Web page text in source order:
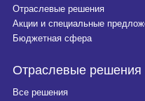
Отраслевые решения
Акции и специальные
Бюджетная сфера
Отраслевые решения
Все решения